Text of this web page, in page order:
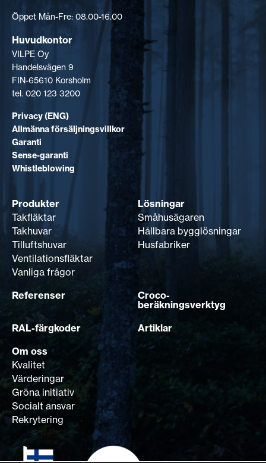
Öppet Mån-Fre: 08.00-16.00
Huvudkontor
VILPE Oy
Handelsvägen 9
FIN-65610 Korsholm
tel. 020 123 3200
Privacy (ENG)
Allmänna försäljningsvillkor
Garanti
Sense-garanti
Whistleblowing
Produkter
Takfläktar
Takhuvar
Tilluftshuvar
Ventilationsfläktar
Vanliga frågor
Lösningar
Småhusägaren
Hållbara bygglösningar
Husfabriker
Referenser
Croco-
beräkningsverktyg
RAL-färgkoder
Artiklar
Om oss
Kvalitet
Värderingar
Gröna initiativ
Socialt ansvar
Rekrytering